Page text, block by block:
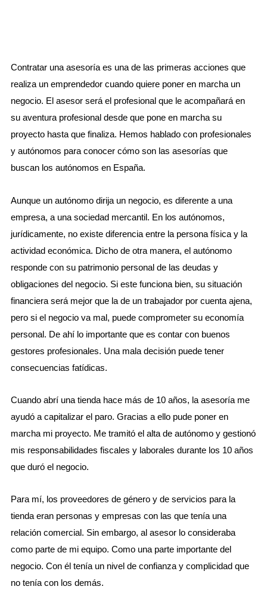
Contratar una asesoría es una de las primeras acciones que
realiza un emprendedor cuando quiere poner en marcha un
negocio. El asesor será el profesional que le acompañará en
su aventura profesional desde que pone en marcha su
proyecto hasta que finaliza. Hemos hablado con profesionales
y autónomos para conocer cómo son las asesorías que
buscan los autónomos en España.
Aunque un autónomo dirija un negocio, es diferente a una
empresa, a una sociedad mercantil. En los autónomos,
jurídicamente, no existe diferencia entre la persona física y la
actividad económica. Dicho de otra manera, el autónomo
responde con su patrimonio personal de las deudas y
obligaciones del negocio. Si este funciona bien, su situación
financiera será mejor que la de un trabajador por cuenta ajena,
pero si el negocio va mal, puede comprometer su economía
personal. De ahí lo importante que es contar con buenos
gestores profesionales. Una mala decisión puede tener
consecuencias fatídicas.
Cuando abrí una tienda hace más de 10 años, la asesoría me
ayudó a capitalizar el paro. Gracias a ello pude poner en
marcha mi proyecto. Me tramitó el alta de autónomo y gestionó
mis responsabilidades fiscales y laborales durante los 10 años
que duró el negocio.
Para mí, los proveedores de género y de servicios para la
tienda eran personas y empresas con las que tenía una
relación comercial. Sin embargo, al asesor lo consideraba
como parte de mi equipo. Como una parte importante del
negocio. Con él tenía un nivel de confianza y complicidad que
no tenía con los demás.